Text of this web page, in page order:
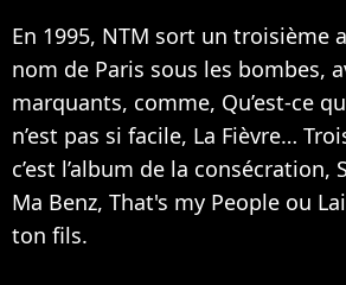
En 1995, NTM sort un troisième
nom de Paris sous les bombes,
marquants, comme, Qu’est-ce
n’est pas si facile, La Fièvre…
c’est l’album de la consécration,
Ma Benz, That's my People ou
ton fils.